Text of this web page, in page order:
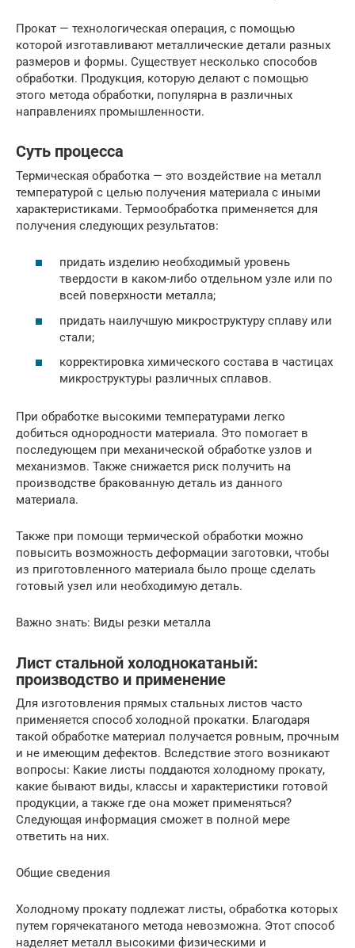
Прокат — технологическая операция, с помощью
которой изготавливают металлические детали разных
размеров и формы. Существует несколько способов
обработки. Продукция, которую делают с помощью
этого метода обработки, популярна в различных
направлениях промышленности.
Суть процесса
Термическая обработка — это воздействие на металл
температурой с целью получения материала с иными
характеристиками. Термообработка применяется для
получения следующих результатов:
придать изделию необходимый уровень
твердости в каком-либо отдельном узле или по
всей поверхности металла;
придать наилучшую микроструктуру сплаву или
стали;
корректировка химического состава в частицах
микроструктуры различных сплавов.
При обработке высокими температурами легко
добиться однородности материала. Это помогает в
последующем при механической обработке узлов и
механизмов. Также снижается риск получить на
производстве бракованную деталь из данного
материала.
Также при помощи термической обработки можно
повысить возможность деформации заготовки, чтобы
из приготовленного материала было проще сделать
готовый узел или необходимую деталь.
Важно знать: Виды резки металла
Лист стальной холоднокатаный:
производство и применение
Для изготовления прямых стальных листов часто
применяется способ холодной прокатки. Благодаря
такой обработке материал получается ровным, прочным
и не имеющим дефектов. Вследствие этого возникают
вопросы: Какие листы поддаются холодному прокату,
какие бывают виды, классы и характеристики готовой
продукции, а также где она может применяться?
Следующая информация сможет в полной мере
ответить на них.
Общие сведения
Холодному прокату подлежат листы, обработка которых
путем горячекатаного метода невозможна. Этот способ
наделяет металл высокими физическими и